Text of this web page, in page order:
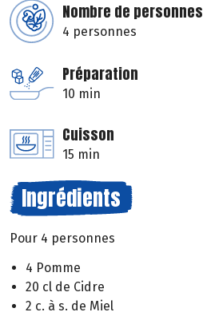
Nombre de personnes
4 personnes
Préparation
10 min
Cuisson
15 min
Ingrédients
Pour 4 personnes
4 Pomme
20 cl de Cidre
2 c. à s. de Miel